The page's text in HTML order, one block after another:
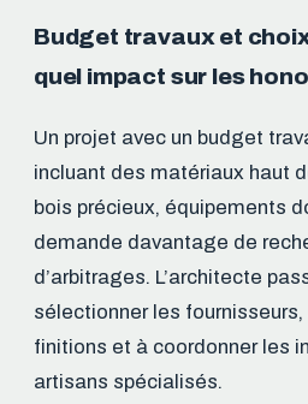
Budget travaux et
quel impact sur les
Un projet avec un budget
incluant des matériaux haut
bois précieux, équipements
demande davantage de
d’arbitrages. L’architecte
sélectionner les
finitions et à coordonner les
artisans spécialisés.